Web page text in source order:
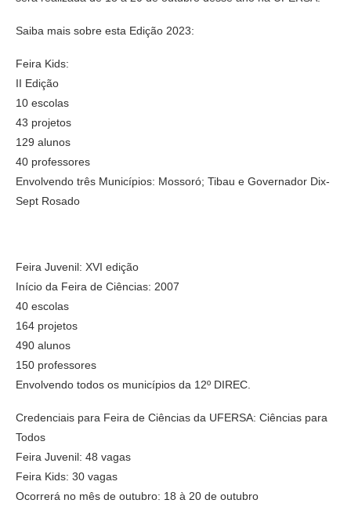
Saiba mais sobre esta Edição 2023:
Feira Kids:
II Edição
10 escolas
43 projetos
129 alunos
40 professores
Envolvendo três Municípios: Mossoró; Tibau e Governador Dix-
Sept Rosado
Feira Juvenil: XVI edição
Início da Feira de Ciências: 2007
40 escolas
164 projetos
490 alunos
150 professores
Envolvendo todos os municípios da 12º DIREC.
Credenciais para Feira de Ciências da UFERSA: Ciências para
Todos
Feira Juvenil: 48 vagas
Feira Kids: 30 vagas
Ocorrerá no mês de outubro: 18 à 20 de outubro